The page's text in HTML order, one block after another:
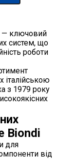
— ключовий
систем, що
роботи
італійською
з 1979 року
Biondi
для
від